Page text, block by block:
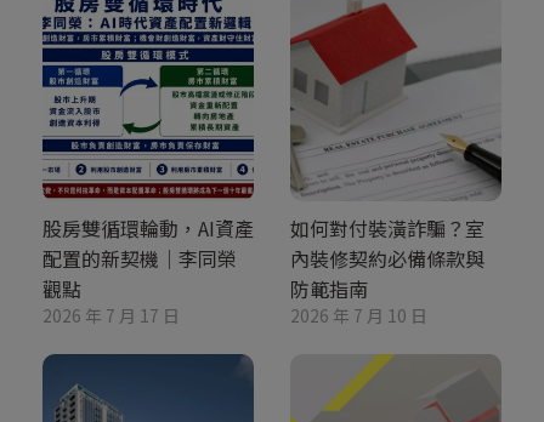
股房雙循環輪動，AI資產
配置的新契機｜李同榮
觀點
2026 年 7 月 17 日
如何對付裝潢詐騙？室
內裝修契約必備條款與
防範指南
2026 年 7 月 10 日